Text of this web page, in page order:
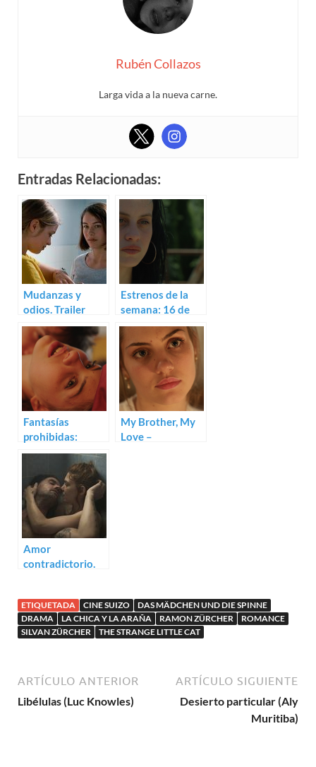
Rubén Collazos
Larga vida a la nueva carne.
Entradas Relacionadas:
Mudanzas y
odios. Trailer
para The Girl and
The Spider
Estrenos de la
semana: 16 de
septiembre
(2022)
Fantasías
prohibidas:
Trailer de
Glaubenberg
My Brother, My
Love –
Amor
contradictorio.
Gassmann
ETIQUETADA CINE SUIZO
DAS MÄDCHEN UND DIE SPINNE
DRAMA
LA CHICA Y LA ARAÑA RAMON ZÜRCHER
ROMANCE
SILVAN ZÜRCHER
THE STRANGE LITTLE CAT
ARTÍCULO ANTERIOR
Libélulas (Luc Knowles)
ARTÍCULO SIGUIENTE
Desierto particular (Aly
Muritiba)